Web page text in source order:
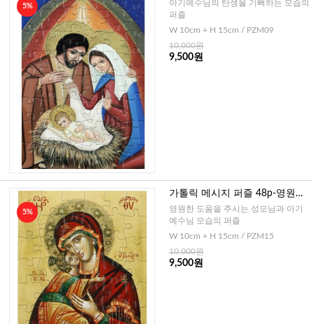
5%
아기예수님의 탄생을 기뻐하는 모습의
퍼즐
W 10cm + H 15cm / PZM09
10,000원
9,500원
5%
가톨릭 메시지 퍼즐 48p-영원한
도움의 성모(이태리)
영원한 도움을 주시는 성모님과 아기
예수님 모습의 퍼즐
W 10cm + H 15cm / PZM15
10,000원
9,500원